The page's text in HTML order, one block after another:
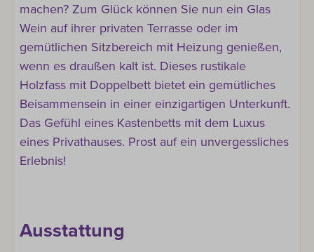
machen? Zum Glück können Sie nun ein Glas
Wein auf ihrer privaten Terrasse oder im
gemütlichen Sitzbereich mit Heizung genießen,
wenn es draußen kalt ist. Dieses rustikale
Holzfass mit Doppelbett bietet ein gemütliches
Beisammensein in einer einzigartigen Unterkunft.
Das Gefühl eines Kastenbetts mit dem Luxus
eines Privathauses. Prost auf ein unvergessliches
Erlebnis!
Ausstattung